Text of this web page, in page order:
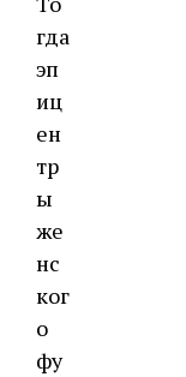
гда
эп
иц
ен
тр
ы
же
нс
ког
о
фу